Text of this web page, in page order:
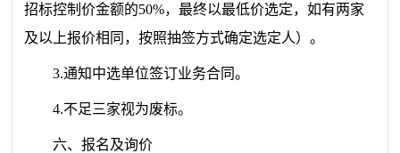
招标控制价金额的50%，最终以最低价选定，如有两家
及以上报价相同，按照抽签方式确定选定人）。
3.通知中选单位签订业务合同。
4.不足三家视为废标。
六、报名及询价